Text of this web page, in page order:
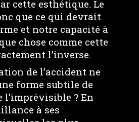
cette esthétique. Le
que ce qui devrait
et notre capacité à
chose comme cette
l’inverse.
de l’accident ne
forme subtile de
? En
à ses